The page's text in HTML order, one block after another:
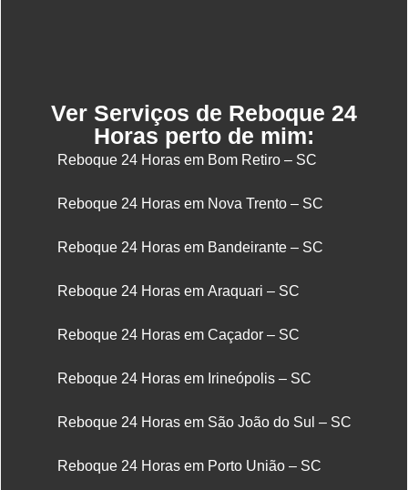
Ver Serviços de Reboque 24
Horas perto de mim:
Reboque 24 Horas em Bom Retiro – SC
Reboque 24 Horas em Nova Trento – SC
Reboque 24 Horas em Bandeirante – SC
Reboque 24 Horas em Araquari – SC
Reboque 24 Horas em Caçador – SC
Reboque 24 Horas em Irineópolis – SC
Reboque 24 Horas em São João do Sul – SC
Reboque 24 Horas em Porto União – SC